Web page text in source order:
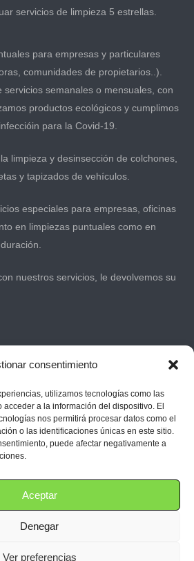
consentimiento
utilizamos tecnologías como las
a la información del dispositivo. El
nos permitirá procesar datos como el
o las identificaciones únicas en este sitio.
puede afectar negativamente a
Aceptar
Denegar
Ver preferencias
servicios de limpieza 5 estrellas.
para empresas y particulares
comunidades de propietarios..).
servicios semanales o mensuales, con
productos ecológicos y cumplimos
para la Covid-19.
limpieza y desinsección de colchones,
y tapizados de vehículos.
especiales para empresas, oficinas
en limpiezas puntuales como en
nuestros servicios, le devolvemos su